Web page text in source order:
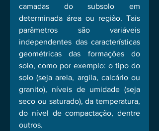
camadas do subsolo em
determinada área ou região. Tais
parâmetros são variáveis
independentes das características
geométricas das formações do
solo, como por exemplo: o tipo do
solo (seja areia, argila, calcário ou
granito), níveis de umidade (seja
seco ou saturado), da temperatura,
do nível de compactação, dentre
outros.